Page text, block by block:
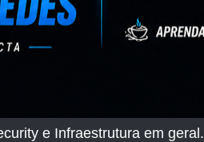
e Infraestrutura em geral.